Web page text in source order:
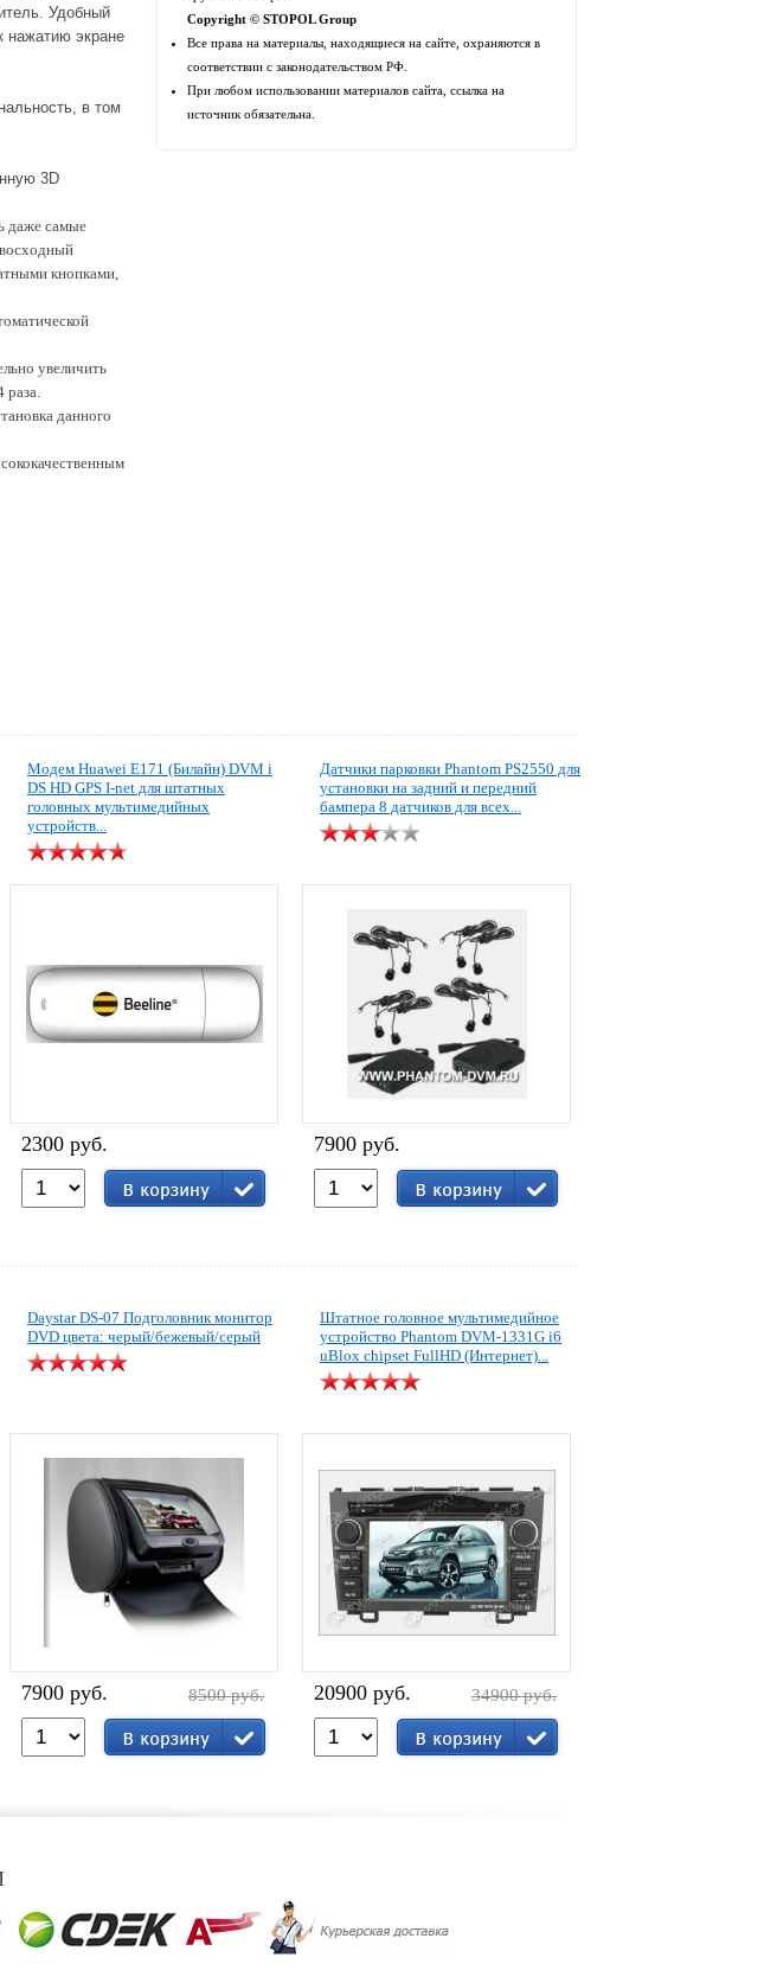
Copyright © STOPOL Group
Все права на материалы, находящиеся на сайте, охраняются в
соответствии с законодательством РФ.
При любом использовании материалов сайта, ссылка на
источник обязательна.
Удобный
нажатию экране
в том
3D
даже самые
кнопками,
увеличить
раза.
данного
Модем Huawei E171 (Билайн) DVM i
DS HD GPS I-net для штатных
головных мультимедийных
устройств...
2300 руб.
Датчики парковки Phantom PS2550 для
установки на задний и передний
бампера 8 датчиков для всех...
7900 руб.
Daystar DS-07 Подголовник монитор
DVD цвета: черый/бежевый/серый
7900 руб. 8500 руб.
Штатное головное мультимедийное
устройство Phantom DVM-1331G i6
uBlox chipset FullHD (Интернет)...
20900 руб. 34900 руб.